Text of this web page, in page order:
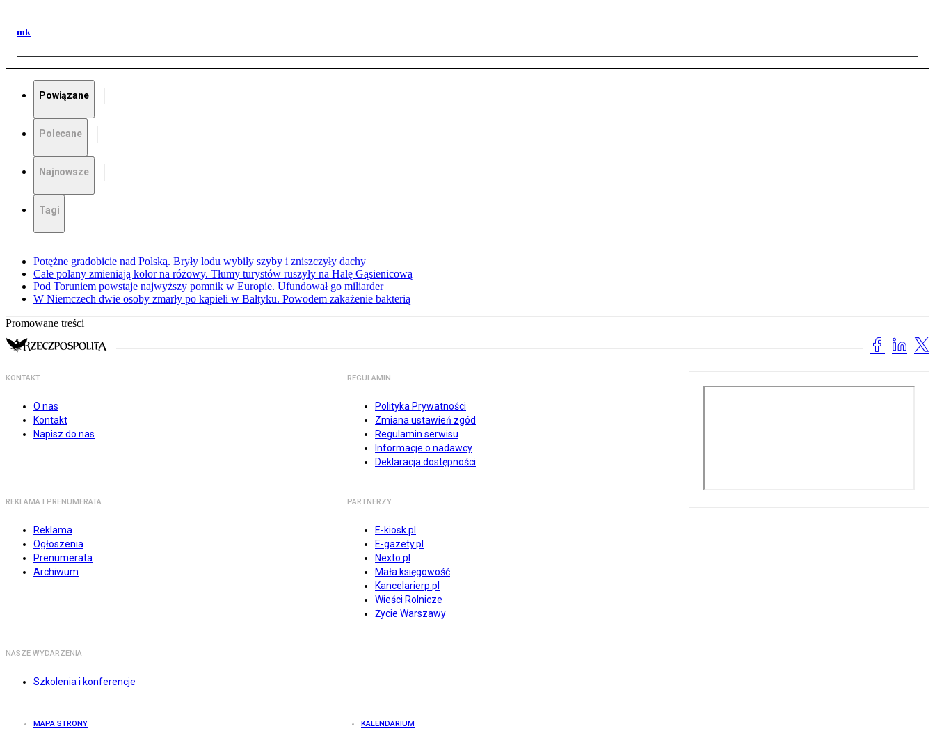
mk
Powiązane
Polecane
Najnowsze
Tagi
Potężne gradobicie nad Polską. Bryły lodu wybiły szyby i zniszczyły dachy
Całe polany zmieniają kolor na różowy. Tłumy turystów ruszyły na Halę Gąsienicową
Pod Toruniem powstaje najwyższy pomnik w Europie. Ufundował go miliarder
W Niemczech dwie osoby zmarły po kąpieli w Bałtyku. Powodem zakażenie bakterią
Promowane treści
KONTAKT
O nas
Kontakt
Napisz do nas
REGULAMIN
Polityka Prywatności
Zmiana ustawień zgód
Regulamin serwisu
Informacje o nadawcy
Deklaracja dostępności
REKLAMA I PRENUMERATA
Reklama
Ogłoszenia
Prenumerata
Archiwum
PARTNERZY
E-kiosk.pl
E-gazety.pl
Nexto.pl
Mała księgowość
Kancelarierp.pl
Wieści Rolnicze
Życie Warszawy
NASZE WYDARZENIA
Szkolenia i konferencje
MAPA STRONY KALENDARIUM